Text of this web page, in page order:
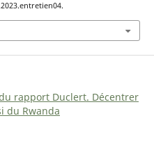
rapport Duclert. Décentrer
du Rwanda